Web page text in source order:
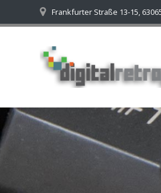
to
Frankfurter Straße 13-15,